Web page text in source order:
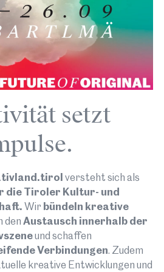
setzt
versteht sich als
die Tiroler Kultur- und
Wir bündeln kreative
den Austausch innerhalb der
und schaffen
Verbindungen. Zudem
kreative Entwicklungen und
Festivaleröffnung
Ferlaino (Uni Innsbruck,
Vortrag, Schauspieler
Harald Lesch